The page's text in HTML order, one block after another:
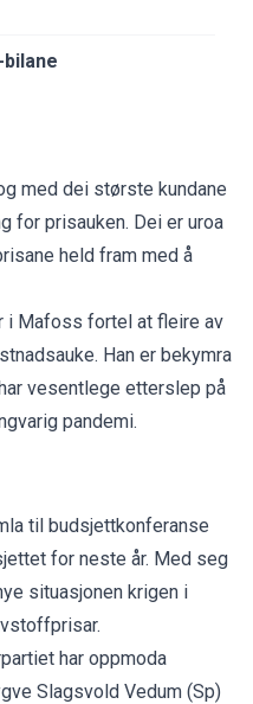
med dei største kundane
for prisauken. Dei er uroa
held fram med å
i Mafoss fortel at fleire av
Han er bekymra
vesentlege etterslep på
pandemi.
til budsjettkonferanse
for neste år. Med seg
situasjonen krigen i
har oppmoda
Slagsvold Vedum (Sp)